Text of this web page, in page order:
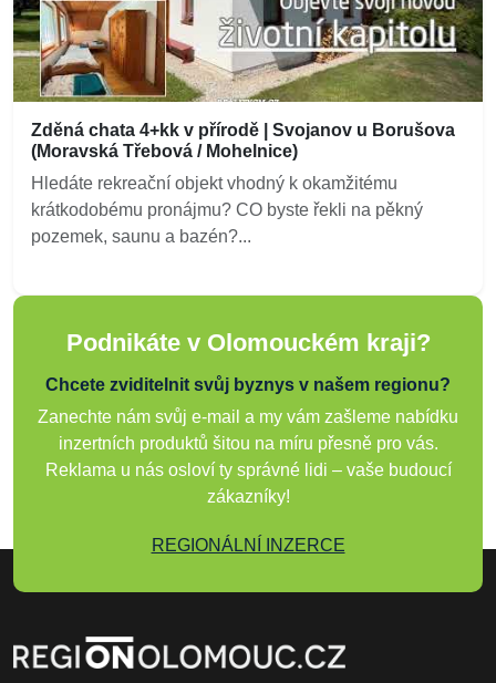
Zděná chata 4+kk v přírodě | Svojanov u Borušova
(Moravská Třebová / Mohelnice)
Hledáte rekreační objekt vhodný k okamžitému
krátkodobému pronájmu? CO byste řekli na pěkný
pozemek, saunu a bazén?...
Podnikáte v Olomouckém kraji?
Chcete zviditelnit svůj byznys v našem regionu?
Zanechte nám svůj e-mail a my vám zašleme nabídku
inzertních produktů šitou na míru přesně pro vás.
Reklama u nás osloví ty správné lidi – vaše budoucí
zákazníky!
REGIONÁLNÍ INZERCE